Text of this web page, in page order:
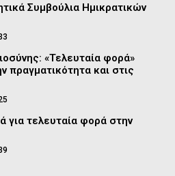
Συμβούλια Ημικρατικών
«Τελευταία φορά»
πραγματικότητα και στις
για τελευταία φορά στην